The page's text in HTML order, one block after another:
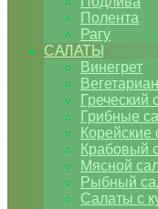
Полента
Рагу
САЛАТЫ
Винегрет
Греческий
Грибные
Корейские
Крабовый
Мясной
Рыбный
Салаты с